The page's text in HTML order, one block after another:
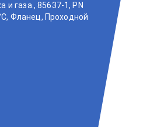
газа., 85637-1, PN
Фланец, Проходной